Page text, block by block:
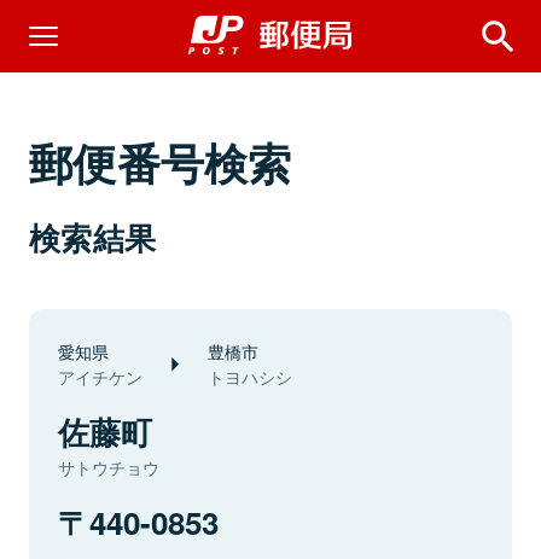
郵便番号検索
検索結果
愛知県
アイチケン
豊橋市
トヨハシシ
佐藤町
サトウチョウ
440-0853